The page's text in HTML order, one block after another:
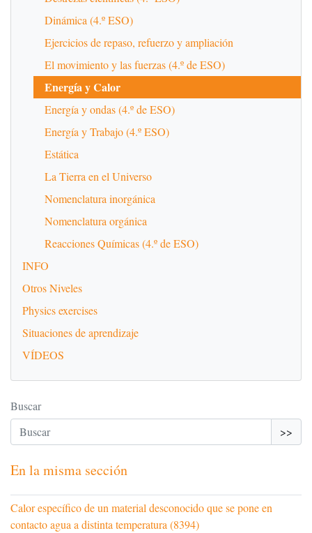
Dinámica (4.º ESO)
Ejercicios de repaso, refuerzo y ampliación
El movimiento y las fuerzas (4.º de ESO)
Energía y Calor
Energía y ondas (4.º de ESO)
Energía y Trabajo (4.º ESO)
Estática
La Tierra en el Universo
Nomenclatura inorgánica
Nomenclatura orgánica
Reacciones Químicas (4.º de ESO)
INFO
Otros Niveles
Physics exercises
Situaciones de aprendizaje
VÍDEOS
Buscar
>>
En la misma sección
Calor específico de un material desconocido que se pone en
contacto agua a distinta temperatura (8394)